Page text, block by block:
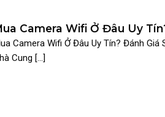
Camera Wifi Ở Đâu Uy
Camera Wifi Ở Đâu Uy Tín? Đánh Giá
Cung [...]